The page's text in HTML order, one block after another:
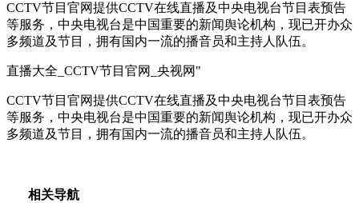
CCTV节目官网提供CCTV在线直播及中央电视台节目表预告
等服务，中央电视台是中国重要的新闻舆论机构，现已开办众
多频道及节目，拥有国内一流的播音员和主持人队伍。
直播大全_CCTV节目官网_央视网"
CCTV节目官网提供CCTV在线直播及中央电视台节目表预告
等服务，中央电视台是中国重要的新闻舆论机构，现已开办众
多频道及节目，拥有国内一流的播音员和主持人队伍。
相关导航